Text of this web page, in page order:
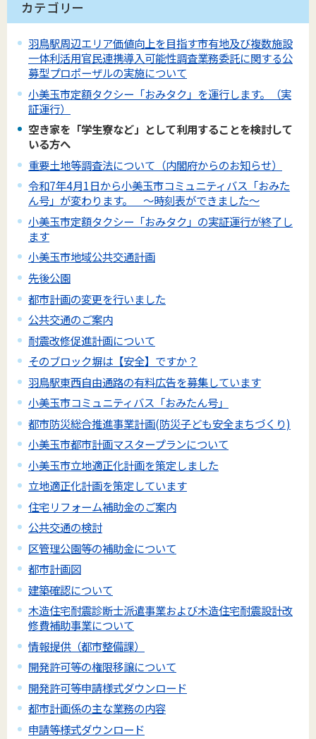
カテゴリー
羽鳥駅周辺エリア価値向上を目指す市有地及び複数施設
一体利活用官民連携導入可能性調査業務委託に関する公
募型プロポーザルの実施について
小美玉市定額タクシー「おみタク」を運行します。（実
証運行）
空き家を「学生寮など」として利用することを検討して
いる方へ
重要土地等調査法について（内閣府からのお知らせ）
令和7年4月1日から小美玉市コミュニティバス「おみた
ん号」が変わります。 ～時刻表ができました～
小美玉市定額タクシー「おみタク」の実証運行が終了し
ます
小美玉市地域公共交通計画
先後公園
都市計画の変更を行いました
公共交通のご案内
耐震改修促進計画について
そのブロック塀は【安全】ですか？
羽鳥駅東西自由通路の有料広告を募集しています
小美玉市コミュニティバス「おみたん号」
都市防災総合推進事業計画(防災子ども安全まちづくり)
小美玉市都市計画マスタープランについて
小美玉市立地適正化計画を策定しました
立地適正化計画を策定しています
住宅リフォーム補助金のご案内
公共交通の検討
区管理公園等の補助金について
都市計画図
建築確認について
木造住宅耐震診断士派遣事業および木造住宅耐震設計改
修費補助事業について
情報提供（都市整備課）
開発許可等の権限移譲について
開発許可等申請様式ダウンロード
都市計画係の主な業務の内容
申請等様式ダウンロード